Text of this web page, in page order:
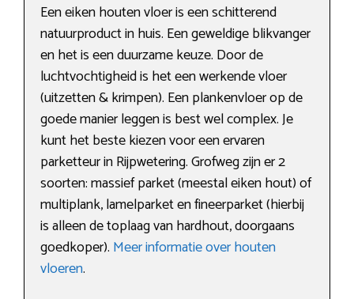
Een eiken houten vloer is een schitterend
natuurproduct in huis. Een geweldige blikvanger
en het is een duurzame keuze. Door de
luchtvochtigheid is het een werkende vloer
(uitzetten & krimpen). Een plankenvloer op de
goede manier leggen is best wel complex. Je
kunt het beste kiezen voor een ervaren
parketteur in Rijpwetering. Grofweg zijn er 2
soorten: massief parket (meestal eiken hout) of
multiplank, lamelparket en fineerparket (hierbij
is alleen de toplaag van hardhout, doorgaans
goedkoper). Meer informatie over houten
vloeren.